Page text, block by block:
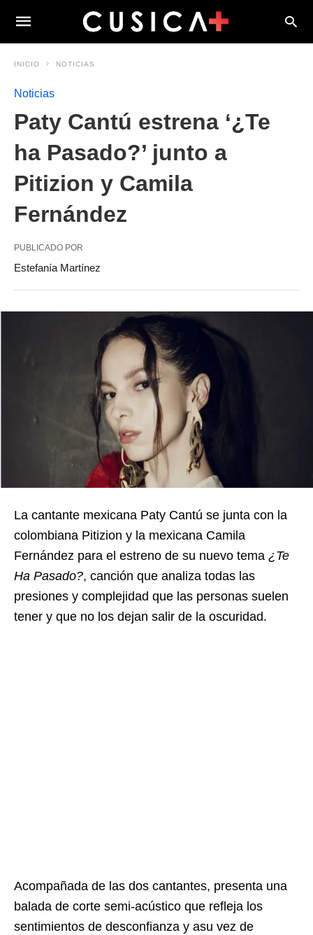
INICIO NOTICIAS
Noticias
Paty Cantú estrena ‘¿Te
ha Pasado?’ junto a
Pitizion y Camila
Fernández
PUBLICADO POR
Estefanía Martínez
La cantante mexicana Paty Cantú se junta con la
colombiana Pitizion y la mexicana Camila
Fernández para el estreno de su nuevo tema ¿Te
Ha Pasado?, canción que analiza todas las
presiones y complejidad que las personas suelen
tener y que no los dejan salir de la oscuridad.
Acompañada de las dos cantantes, presenta una
balada de corte semi-acústico que refleja los
sentimientos de desconfianza y asu vez de